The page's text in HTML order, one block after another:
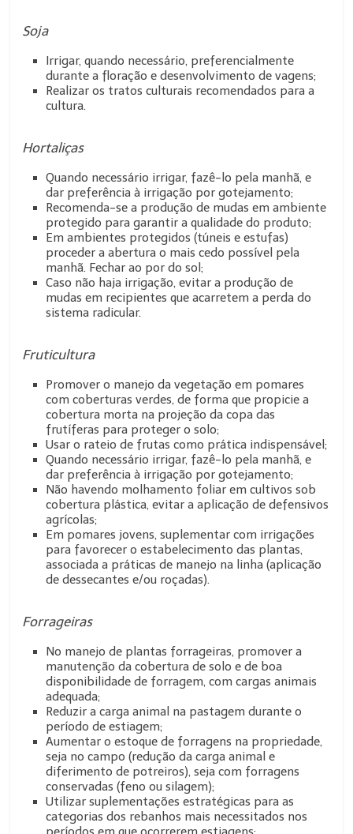
Soja
Irrigar, quando necessário, preferencialmente
durante a floração e desenvolvimento de vagens;
Realizar os tratos culturais recomendados para a
cultura.
Hortaliças
Quando necessário irrigar, fazê-lo pela manhã, e
dar preferência à irrigação por gotejamento;
Recomenda-se a produção de mudas em ambiente
protegido para garantir a qualidade do produto;
Em ambientes protegidos (túneis e estufas)
proceder a abertura o mais cedo possível pela
manhã. Fechar ao por do sol;
Caso não haja irrigação, evitar a produção de
mudas em recipientes que acarretem a perda do
sistema radicular.
Fruticultura
Promover o manejo da vegetação em pomares
com coberturas verdes, de forma que propicie a
cobertura morta na projeção da copa das
frutíferas para proteger o solo;
Usar o rateio de frutas como prática indispensável;
Quando necessário irrigar, fazê-lo pela manhã, e
dar preferência à irrigação por gotejamento;
Não havendo molhamento foliar em cultivos sob
cobertura plástica, evitar a aplicação de defensivos
agrícolas;
Em pomares jovens, suplementar com irrigações
para favorecer o estabelecimento das plantas,
associada a práticas de manejo na linha (aplicação
de dessecantes e/ou roçadas).
Forrageiras
No manejo de plantas forrageiras, promover a
manutenção da cobertura de solo e de boa
disponibilidade de forragem, com cargas animais
adequada;
Reduzir a carga animal na pastagem durante o
período de estiagem;
Aumentar o estoque de forragens na propriedade,
seja no campo (redução da carga animal e
diferimento de potreiros), seja com forragens
conservadas (feno ou silagem);
Utilizar suplementações estratégicas para as
categorias dos rebanhos mais necessitados nos